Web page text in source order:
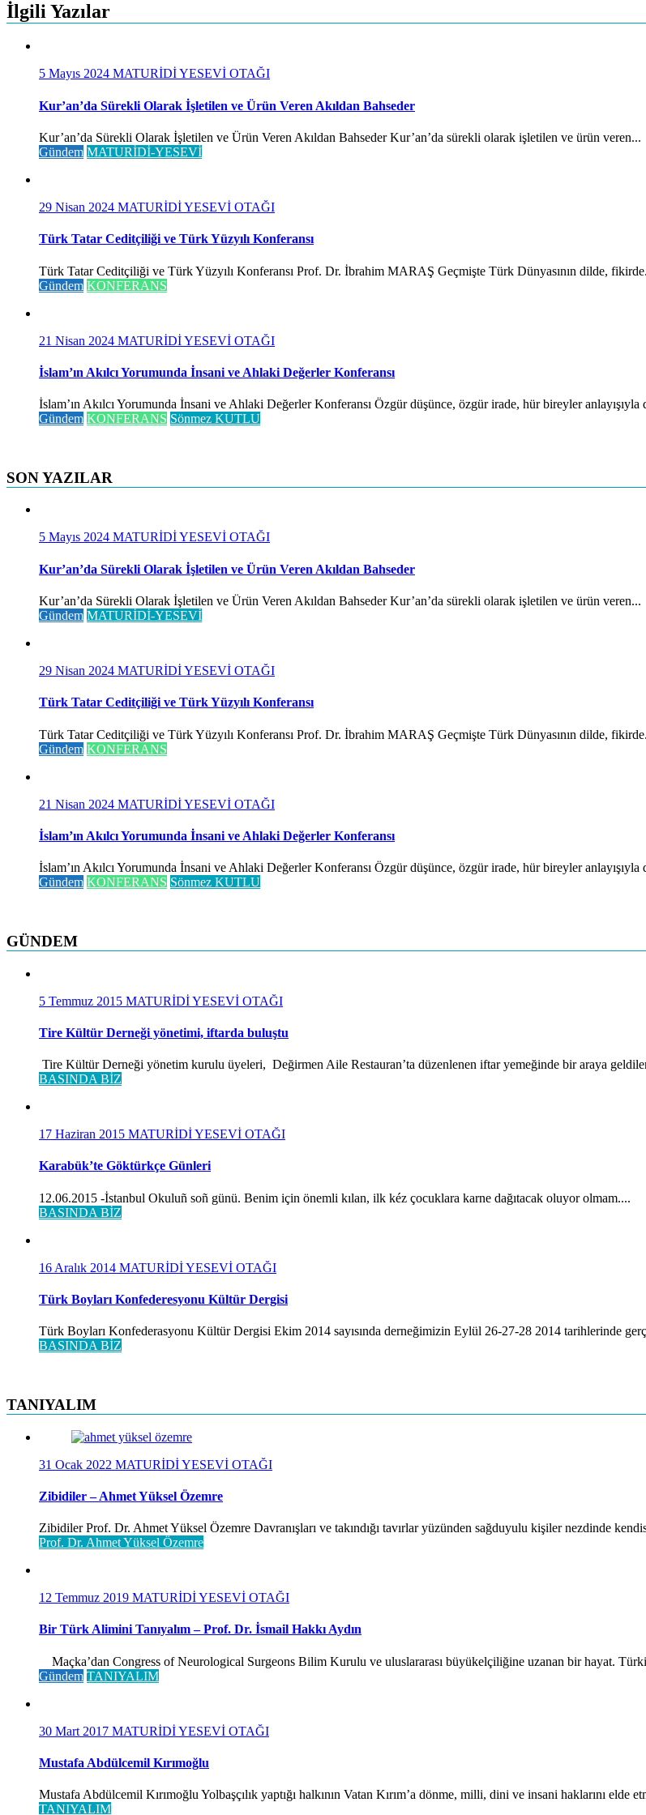
İlgili Yazılar
5 Mayıs 2024 MATURİDİ YESEVİ OTAĞI
Kur’an’da Sürekli Olarak İşletilen ve Ürün Veren Akıldan Bahseder
Kur’an’da Sürekli Olarak İşletilen ve Ürün Veren Akıldan Bahseder Kur’an’da sürekli olarak işletilen ve ürün veren...
Gündem MATURİDİ-YESEVİ
29 Nisan 2024 MATURİDİ YESEVİ OTAĞI
Türk Tatar Ceditçiliği ve Türk Yüzyılı Konferansı
Türk Tatar Ceditçiliği ve Türk Yüzyılı Konferansı Prof. Dr. İbrahim MARAŞ Geçmişte Türk Dünyasının dilde,
Gündem KONFERANS
21 Nisan 2024 MATURİDİ YESEVİ OTAĞI
İslam’ın Akılcı Yorumunda İnsani ve Ahlaki Değerler Konferansı
İslam’ın Akılcı Yorumunda İnsani ve Ahlaki Değerler Konferansı Özgür düşünce, özgür irade, hür bireyler anlayışıyla
Gündem KONFERANS Sönmez KUTLU
SON YAZILAR
5 Mayıs 2024 MATURİDİ YESEVİ OTAĞI
Kur’an’da Sürekli Olarak İşletilen ve Ürün Veren Akıldan Bahseder
Kur’an’da Sürekli Olarak İşletilen ve Ürün Veren Akıldan Bahseder Kur’an’da sürekli olarak işletilen ve ürün veren...
Gündem MATURİDİ-YESEVİ
29 Nisan 2024 MATURİDİ YESEVİ OTAĞI
Türk Tatar Ceditçiliği ve Türk Yüzyılı Konferansı
Türk Tatar Ceditçiliği ve Türk Yüzyılı Konferansı Prof. Dr. İbrahim MARAŞ Geçmişte Türk Dünyasının dilde,
Gündem KONFERANS
21 Nisan 2024 MATURİDİ YESEVİ OTAĞI
İslam’ın Akılcı Yorumunda İnsani ve Ahlaki Değerler Konferansı
İslam’ın Akılcı Yorumunda İnsani ve Ahlaki Değerler Konferansı Özgür düşünce, özgür irade, hür bireyler anlayışıyla
Gündem KONFERANS Sönmez KUTLU
GÜNDEM
5 Temmuz 2015 MATURİDİ YESEVİ OTAĞI
Tire Kültür Derneği yönetimi, iftarda buluştu
Tire Kültür Derneği yönetim kurulu üyeleri, Değirmen Aile Restauran’ta düzenlenen iftar yemeğinde bir araya
BASINDA BİZ
17 Haziran 2015 MATURİDİ YESEVİ OTAĞI
Karabük’te Göktürkçe Günleri
12.06.2015 -İstanbul Okuluñ soñ günü. Benim için önemli kılan, ilk kéz çocuklara karne dağıtacak oluyor olmam....
BASINDA BİZ
16 Aralık 2014 MATURİDİ YESEVİ OTAĞI
Türk Boyları Konfederesyonu Kültür Dergisi
Türk Boyları Konfederasyonu Kültür Dergisi Ekim 2014 sayısında derneğimizin Eylül 26-27-28 2014 tarihlerinde
BASINDA BİZ
TANIYALIM
31 Ocak 2022 MATURİDİ YESEVİ OTAĞI
Zibidiler – Ahmet Yüksel Özemre
Zibidiler Prof. Dr. Ahmet Yüksel Özemre Davranışları ve takındığı tavırlar yüzünden sağduyulu kişiler nezdinde
Prof. Dr. Ahmet Yüksel Özemre
12 Temmuz 2019 MATURİDİ YESEVİ OTAĞI
Bir Türk Alimini Tanıyalım – Prof. Dr. İsmail Hakkı Aydın
Maçka’dan Congress of Neurological Surgeons Bilim Kurulu ve uluslararası büyükelçiliğine uzanan bir hayat.
Gündem TANIYALIM
30 Mart 2017 MATURİDİ YESEVİ OTAĞI
Mustafa Abdülcemil Kırımoğlu
Mustafa Abdülcemil Kırımoğlu Yolbaşçılık yaptığı halkının Vatan Kırım’a dönme, milli, dini ve insani haklarını elde
TANIYALIM